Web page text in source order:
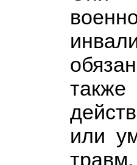
или
травм.